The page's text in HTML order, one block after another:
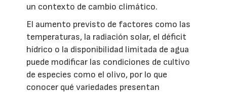
un contexto de cambio climático.
El aumento previsto de factores como las
temperaturas, la radiación solar, el déficit
hídrico o la disponibilidad limitada de agua
puede modificar las condiciones de cultivo
de especies como el olivo, por lo que
conocer qué variedades presentan